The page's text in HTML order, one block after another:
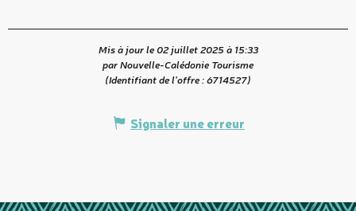
Mis à jour le 02 juillet 2025 à 15:33
par Nouvelle-Calédonie Tourisme
(Identifiant de l'offre :6714527)
Signaler une erreur